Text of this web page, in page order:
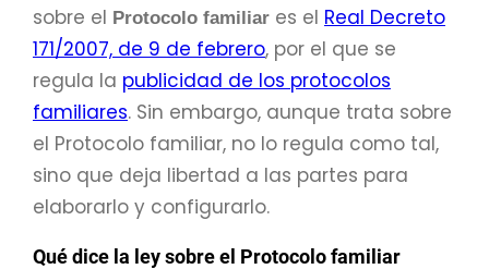
sobre el Protocolo familiar es el Real Decreto
171/2007, de 9 de febrero, por el que se
regula la publicidad de los protocolos
familiares. Sin embargo, aunque trata sobre
el Protocolo familiar, no lo regula como tal,
sino que deja libertad a las partes para
elaborarlo y configurarlo.
Qué dice la ley sobre el Protocolo familiar